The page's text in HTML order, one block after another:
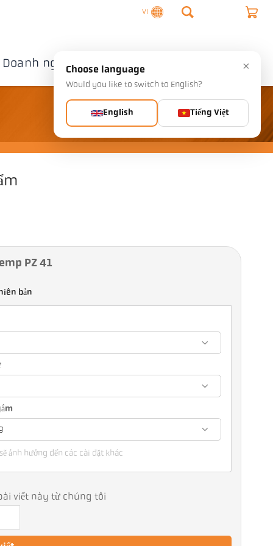
VI
Doanh nghiệp Liên hệ
PZ 41
bản
ảnh hưởng đến các cài đặt khác
viết này từ chúng tôi
×
Choose language
Would you like to switch to English?
English Tiếng Việt